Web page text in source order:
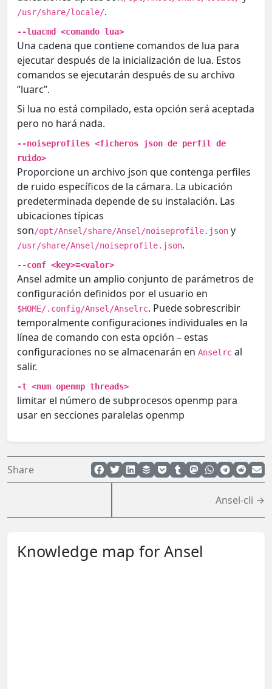
/usr/share/locale/.
--luacmd <comando lua>
Una cadena que contiene comandos de lua para
ejecutar después de la inicialización de lua. Estos
comandos se ejecutarán después de su archivo
“luarc”.
Si lua no está compilado, esta opción será aceptada
pero no hará nada.
--noiseprofiles <ficheros json de perfil de
ruido>
Proporcione un archivo json que contenga perfiles
de ruido específicos de la cámara. La ubicación
predeterminada depende de su instalación. Las
ubicaciones típicas
son/opt/Ansel/share/Ansel/noiseprofile.json y
/usr/share/Ansel/noiseprofile.json.
--conf <key>=<valor>
Ansel admite un amplio conjunto de parámetros de
configuración definidos por el usuario en
$HOME/.config/Ansel/Anselrc. Puede sobrescribir
temporalmente configuraciones individuales en la
línea de comando con esta opción – estas
configuraciones no se almacenarán en Anselrc al
salir.
-t <num openmp threads>
limitar el número de subprocesos openmp para
usar en secciones paralelas openmp
Share
Ansel-cli →
Knowledge map for Ansel